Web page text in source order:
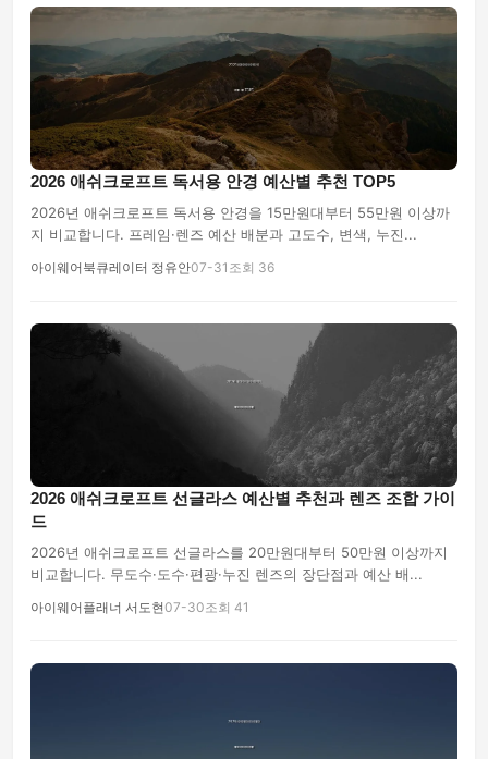
2026 애쉬크로프트 독서용 안경 예산별 추천 TOP5
2026년 애쉬크로프트 독서용 안경을 15만원대부터 55만원 이상까
지 비교합니다. 프레임·렌즈 예산 배분과 고도수, 변색, 누진...
아이웨어북큐레이터 정유안07-31 조회 36
2026 애쉬크로프트 선글라스 예산별 추천과 렌즈 조합 가이
드
2026년 애쉬크로프트 선글라스를 20만원대부터 50만원 이상까지
비교합니다. 무도수·도수·편광·누진 렌즈의 장단점과 예산 배...
아이웨어플래너 서도현07-30조회 41